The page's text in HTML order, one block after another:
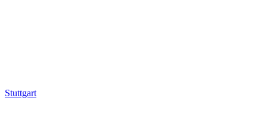
Stuttgart